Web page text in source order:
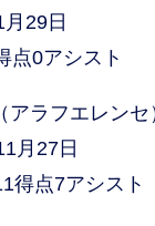
29日
点0アシスト
ラフエレンセ
月27日
得点7アシスト